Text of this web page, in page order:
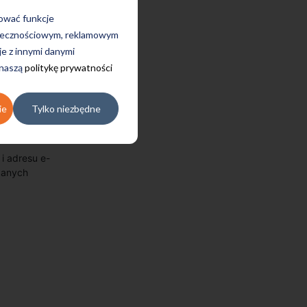
funkcje
reklamowym
z innymi danymi
politykę prywatności
Tylko niezbędne
adresu e-